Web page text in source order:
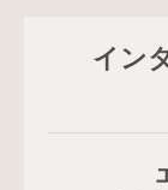
イン